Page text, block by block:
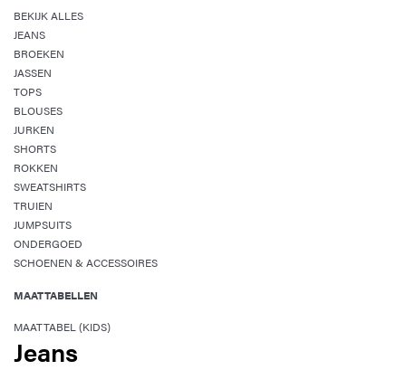
BEKIJK ALLES
JEANS
BROEKEN
JASSEN
TOPS
BLOUSES
JURKEN
SHORTS
ROKKEN
SWEATSHIRTS
TRUIEN
JUMPSUITS
ONDERGOED
SCHOENEN & ACCESSOIRES
MAATTABELLEN
MAATTABEL (KIDS)
Jeans